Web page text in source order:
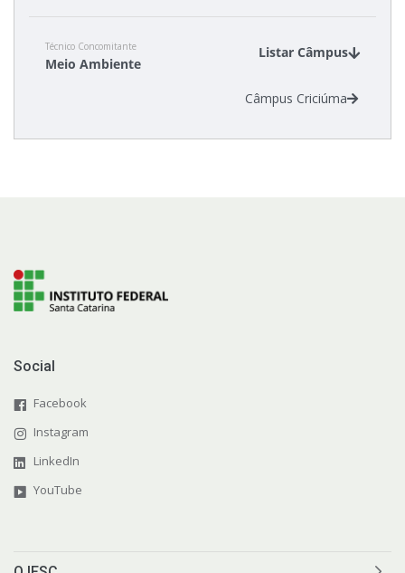
Técnico Concomitante
Meio Ambiente
Listar Câmpus
Câmpus Criciúma
Social
Facebook
Instagram
LinkedIn
YouTube